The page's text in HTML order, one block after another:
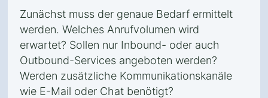
Zunächst muss der genaue Bedarf ermittelt
werden. Welches Anrufvolumen wird
erwartet? Sollen nur Inbound- oder auch
Outbound-Services angeboten werden?
Werden zusätzliche Kommunikationskanäle
wie E-Mail oder Chat benötigt?